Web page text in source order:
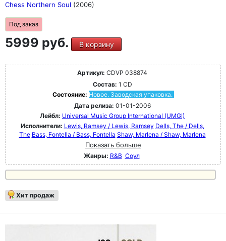
Chess Northern Soul (2006)
Под заказ
5999 руб. В корзину
Артикул: CDVP 038874
Состав: 1 CD
Состояние: Новое. Заводская упаковка.
Дата релиза: 01-01-2006
Лейбл: Universal Music Group International (UMGI)
Исполнители: Lewis, Ramsey / Lewis, Ramsey Dells, The / Dells,
The Bass, Fontella / Bass, Fontella Shaw, Marlena / Shaw, Marlena
Показать больше
Жанры: R&B Соул
Хит продаж